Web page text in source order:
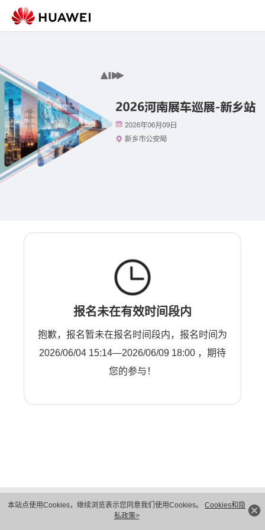
本站点使用Cookies，继续浏览表示您同意我们使用Cookies。 Cookies和隐
私政策>
报名未在有效时间段内
抱歉，报名暂未在报名时间段内，报名时间为
2026/06/04 15:14—2026/06/09 18:00 ，期待
您的参与！
隐私保护
法律声明